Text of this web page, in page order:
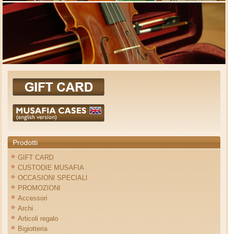
Prodotti
GIFT CARD
CUSTODIE MUSAFIA
OCCASIONI SPECIALI
PROMOZIONI
Accessori
Archi
Articoli regalo
Bigiotteria